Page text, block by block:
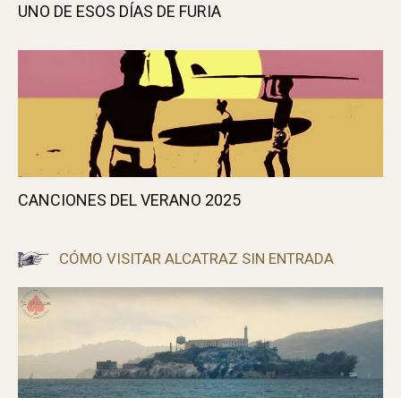
UNO DE ESOS DÍAS DE FURIA
CANCIONES DEL VERANO 2025
CÓMO VISITAR ALCATRAZ SIN ENTRADA